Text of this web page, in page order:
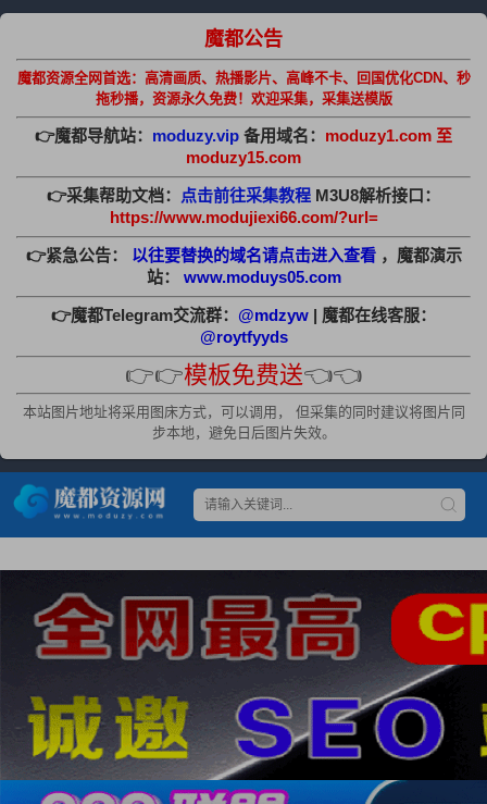
魔都公告
魔都资源全网首选：高清画质、热播影片、高峰不卡、回国优化CDN、秒
拖秒播，资源永久免费！欢迎采集，采集送模版
👉魔都导航站： moduzy.vip 备用域名： moduzy1.com 至
moduzy15.com
👉采集帮助文档： 点击前往采集教程 M3U8解析接口：
https://www.modujiexi66.com/?url=
👉紧急公告： 以往要替换的域名请点击进入查看 ，魔都演示
站：
www.moduys05.com
👉魔都Telegram交流群： @mdzyw | 魔都在线客服：
@roytfyyds
👉👉模板免费送👈👈
本站图片地址将采用图床方式，可以调用， 但采集的同时建议将图片同
步本地，避免日后图片失效。